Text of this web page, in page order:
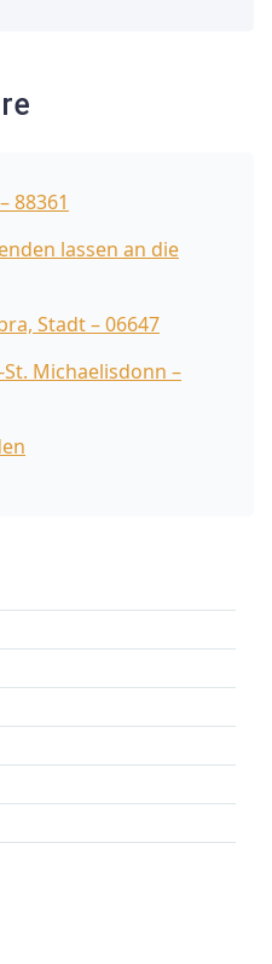
88361
lassen an die
Stadt – 06647
Michaelisdonn –